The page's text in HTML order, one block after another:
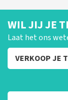
WIL JIJ JE
Laat het ons
VERKOOP JE